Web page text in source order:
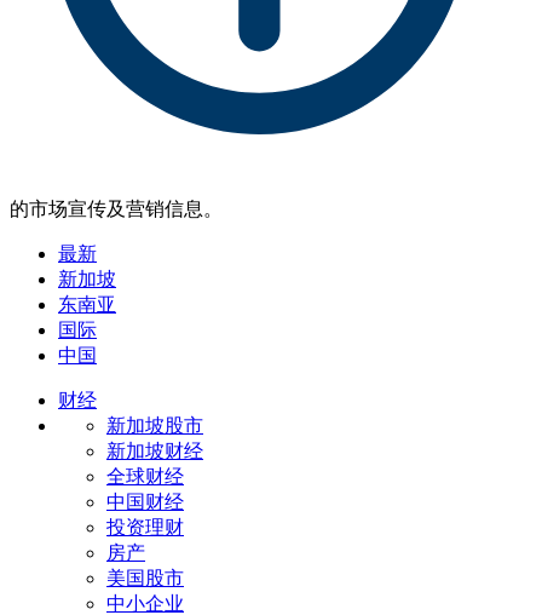
的市场宣传及营销信息。
最新
新加坡
东南亚
国际
中国
财经
新加坡股市
新加坡财经
全球财经
中国财经
投资理财
房产
美国股市
中小企业